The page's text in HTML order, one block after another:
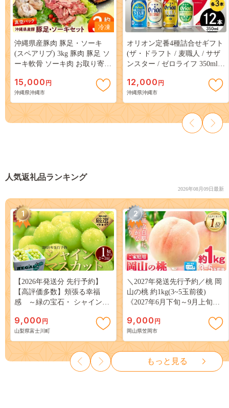
冷凍
沖縄県産豚肉 豚足・ソーキ
(スペアリブ) 3kg 豚肉 豚足 ソ
ーキ軟骨 ソーキ肉 お取り寄せ
沖縄市 / 宮城ふぁーむ
[BCAJ014]
15,000 円
沖縄県沖縄市
オリオン定番4種詰合せギフト
(ザ・ドラフト / 麦職人 / サザ
ンスター / ゼロライフ 350ml×
ル ビール 350ml 12本 沖縄市 /
リカーショップ コザ
[BCDD019]
12,000 円
沖縄県沖縄市
人気返礼品ランキング
2026年08月09日最新
1
【2026年発送分 先行予約】
【高評価多数】頬張る幸福
感 ～緑の宝石・ シャインマ
３房） フルーツ 山梨県産 果
物 くだもの シャイン マスカ
ット ぶどう ブドウ 葡萄 大粒
種なし 先行予約 富士川町
10000円 一万円 9000円 九千円
9,000 円
山梨県富士川町
2
＼2027年発送先行予約／桃 岡
山の桃 約1kg(3~5玉前後)
《2027年6月下旬～9月上旬頃
岡山 はくとう スイーツ フル
ーツ 果物 デザート 旬 モモ も
も 先行予約 送料無料 果物 岡
山県 笠岡市 清水白桃 白鳳 白
麗 クール便---
kasaoka_zsy_419_100---
9,000 円
岡山県笠岡市
もっと見る